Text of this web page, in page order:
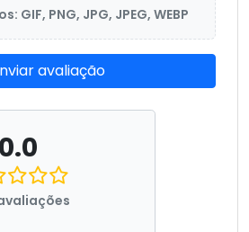
GIF, PNG, JPG, JPEG, WEBP
avaliação
0.0